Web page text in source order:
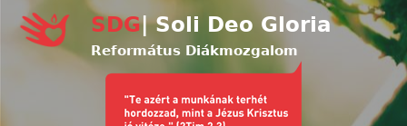
SDG| Soli Deo Gloria
Református Diákmozgalom